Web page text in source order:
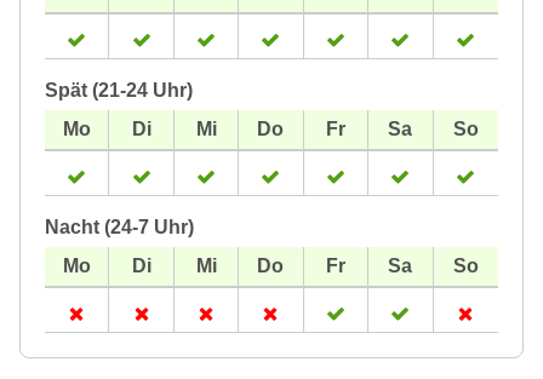
Spät (21-24 Uhr)
Nacht (24-7 Uhr)